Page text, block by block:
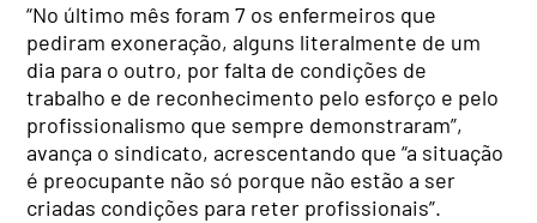
“No último mês foram 7 os enfermeiros que
pediram exoneração, alguns literalmente de um
dia para o outro, por falta de condições de
trabalho e de reconhecimento pelo esforço e pelo
profissionalismo que sempre demonstraram”,
avança o sindicato, acrescentando que “a situação
é preocupante não só porque não estão a ser
criadas condições para reter profissionais”.